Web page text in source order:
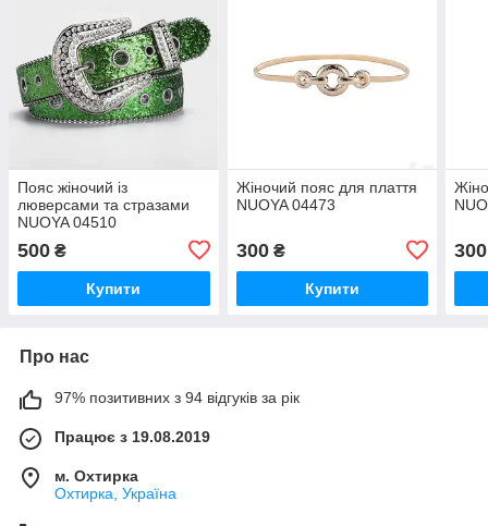
Пояс жіночий із
люверсами та стразами
NUOYA 04510
500 ₴
Купити
Жіночий пояс для плаття
NUOYA 04473
300₴
Купити
300
Про нас
97% позитивних з 94 відгуків за рік
Працює з 19.08.2019
м. Охтирка
Охтирка, Україна